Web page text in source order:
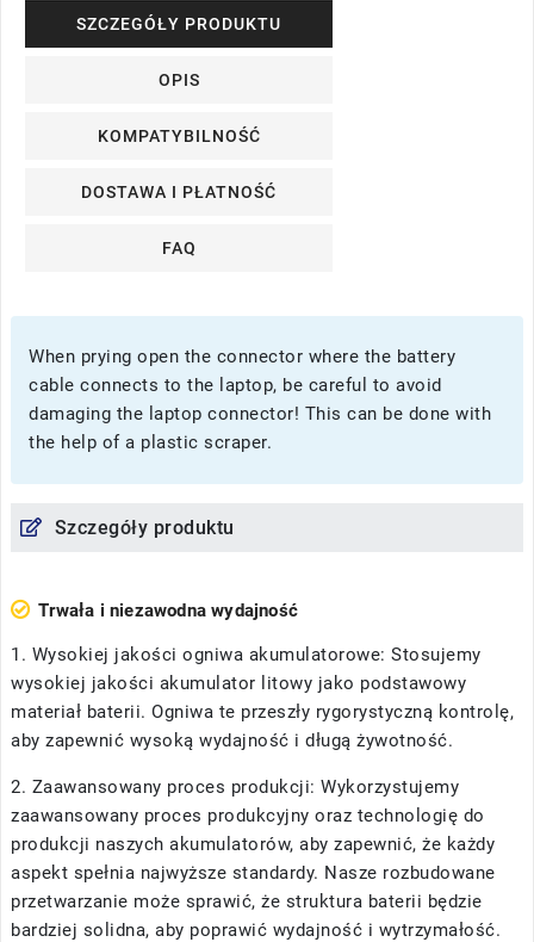
SZCZEGÓŁY PRODUKTU
OPIS
KOMPATYBILNOŚĆ
DOSTAWA I PŁATNOŚĆ
FAQ
When prying open the connector where the battery
cable connects to the laptop, be careful to avoid
damaging the laptop connector! This can be done with
the help of a plastic scraper.
Szczegóły produktu
Trwała i niezawodna wydajność
1. Wysokiej jakości ogniwa akumulatorowe: Stosujemy
wysokiej jakości akumulator litowy jako podstawowy
materiał baterii. Ogniwa te przeszły rygorystyczną kontrolę,
aby zapewnić wysoką wydajność i długą żywotność.
2. Zaawansowany proces produkcji: Wykorzystujemy
zaawansowany proces produkcyjny oraz technologię do
produkcji naszych akumulatorów, aby zapewnić, że każdy
aspekt spełnia najwyższe standardy. Nasze rozbudowane
przetwarzanie może sprawić, że struktura baterii będzie
bardziej solidna, aby poprawić wydajność i wytrzymałość.